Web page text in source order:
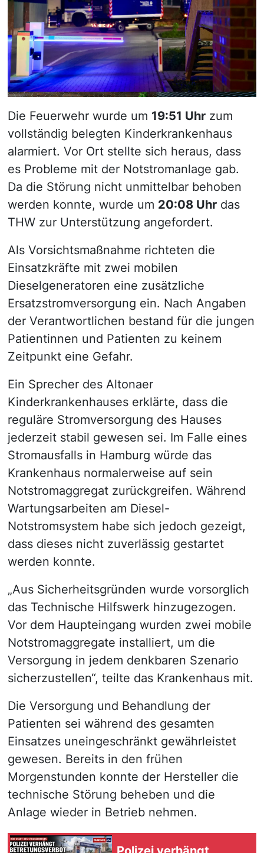
Die Feuerwehr wurde um 19:51 Uhrzum
vollständig belegten Kinderkrankenhaus
alarmiert. Vor Ort stellte sich heraus, dass
es Probleme mit der Notstromanlage gab.
Da die Störung nicht unmittelbar behoben
werden konnte, wurde um 20:08 Uhrdas
THW zur Unterstützung angefordert.
Als Vorsichtsmaßnahme richteten die
Einsatzkräfte mit zwei mobilen
Dieselgeneratoren eine zusätzliche
Ersatzstromversorgung ein. Nach Angaben
der Verantwortlichen bestand für die jungen
Patientinnen und Patienten zu keinem
Zeitpunkt eine Gefahr.
Ein Sprecher des Altonaer
Kinderkrankenhauses erklärte, dass die
reguläre Stromversorgung des Hauses
jederzeit stabil gewesen sei. Im Falle eines
Stromausfalls in Hamburg würde das
Krankenhaus normalerweise auf sein
Notstromaggregat zurückgreifen. Während
Wartungsarbeiten am Diesel-
Notstromsystem habe sich jedoch gezeigt,
dass dieses nicht zuverlässig gestartet
werden konnte.
„Aus Sicherheitsgründen wurde vorsorglich
das Technische Hilfswerk hinzugezogen.
Vor dem Haupteingang wurden zwei mobile
Notstromaggregate installiert, um die
Versorgung in jedem denkbaren Szenario
sicherzustellen“, teilte das Krankenhaus mit.
Die Versorgung und Behandlung der
Patienten sei während des gesamten
Einsatzes uneingeschränkt gewährleistet
gewesen. Bereits in den frühen
Morgenstunden konnte der Hersteller die
technische Störung beheben und die
Anlage wieder in Betrieb nehmen.